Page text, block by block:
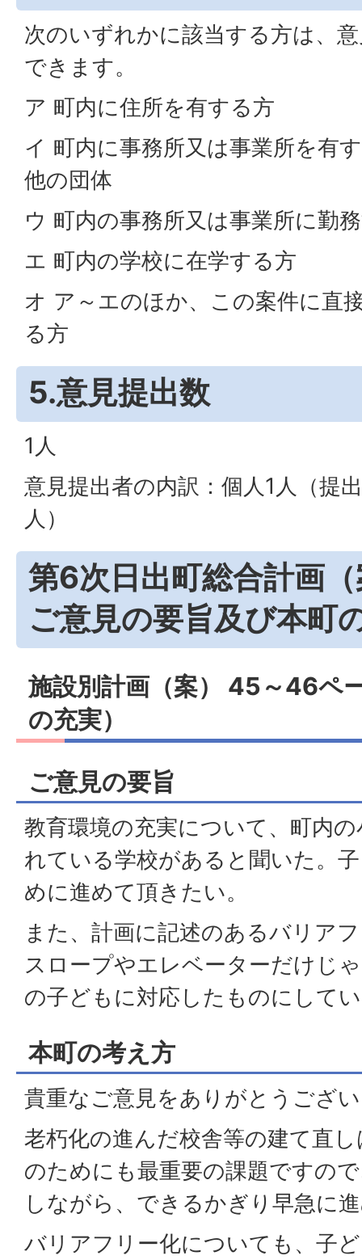
次のいずれかに該当する方は、
できます。
ア 町内に住所を有する方
イ 町内に事務所又は事業所を有
他の団体
ウ 町内の事務所又は事業所に勤
エ 町内の学校に在学する方
オ ア～エのほか、この案件に直
る方
5.意見提出数
1人
意見提出者の内訳：個人1人（提
人）
第6次日出町総合計画
ご意見の要旨及び本町
施設別計画（案） 45～46ペ
の充実）
ご意見の要旨
教育環境の充実について、町内
れている学校があると聞いた。
めに進めて頂きたい。
また、計画に記述のあるバリア
スロープやエレベーターだけじ
の子どもに対応したものにして
本町の考え方
貴重なご意見をありがとうござ
老朽化の進んだ校舎等の建て直
のためにも最重要の課題ですの
しながら、できるかぎり早急に
バリアフリー化についても、子